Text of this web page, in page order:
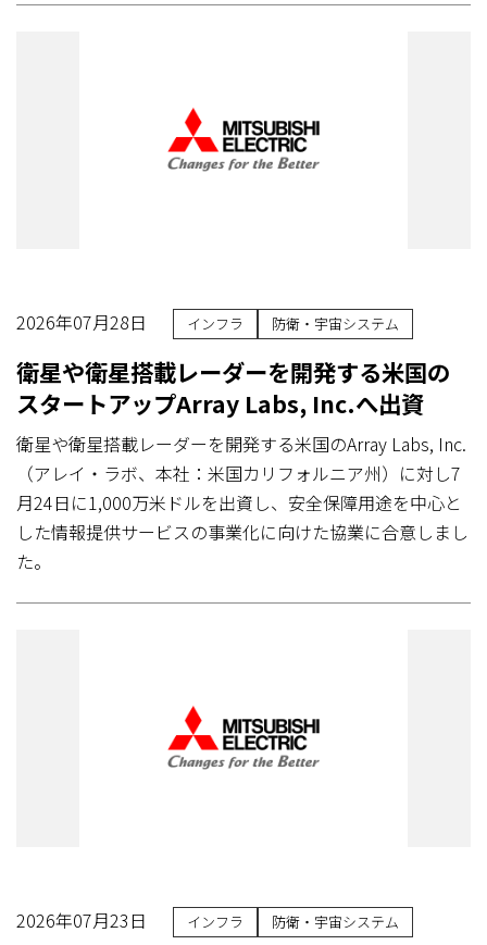
2026年07月28日 インフラ 防衛・宇宙システム
衛星や衛星搭載レーダーを開発する米国の
スタートアップArray Labs, Inc.へ出資
衛星や衛星搭載レーダーを開発する米国のArray Labs, Inc.
（アレイ・ラボ、本社：米国カリフォルニア州）に対し7
月24日に1,000万米ドルを出資し、安全保障用途を中心と
した情報提供サービスの事業化に向けた協業に合意しまし
た。
2026年07月23日 インフラ 防衛・宇宙システム